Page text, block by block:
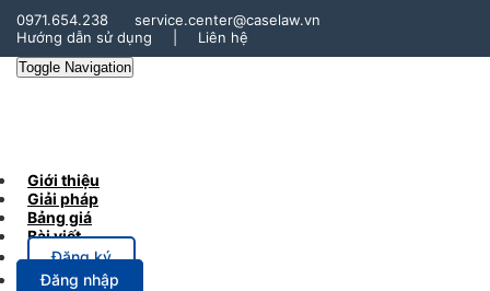
0971.654.238
service.center@caselaw.vn
Hướng dẫn sử dụng
Liên hệ
Toggle Navigation
Giới thiệu
Giải pháp
Bảng giá
Bài viết
Đăng ký
Đăng nhập